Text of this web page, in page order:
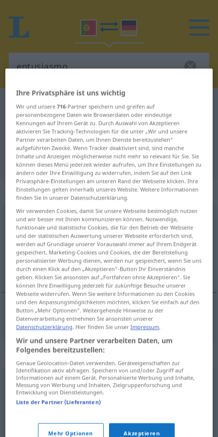
Portugiesisch-Deutsch Wörterbuch
Portugiesisch-Deutsch
Übersetzung für "entusiasmo"
"entusiasmo" Deutsch Übersetzung
„entusiasmo“: masculino
entusiasmo [ẽtuˈzjaʒmu]m
Übersicht aller Übersetzungen
(Für mehr Details die Übersetzung anklicken/antippen)
Begeisterung
Begeisterungf entusiasmo
Synonyme für "entusiasmo"
exaltação,excitação
Ihre Privatsphäre ist uns wichtig
Wir und unsere716-Partner speichern und greifen auf
personenbezogene Daten wie Browserdaten oder eindeutige
Kennungen auf Ihrem Gerät zu. Durch Auswahl von Akzeptieren
aktivieren Sie Tracking-Technologien für die unter „Wir und unsere
Partner verarbeiten Daten, um Ihnen Dienste bereitzustellen“
aufgeführten Zwecke. Wenn Tracker deaktiviert sind, sind manche
Inhalte und Anzeigen möglicherweise nicht mehr so relevant für Sie. Sie
können dieses Menü jederzeit wieder aufrufen, um Ihre Einstellungen zu
ändern oder Ihre Einwilligung zu widerrufen, indem Sie auf den Link
Privatsphäre-Einstellungen am unteren Rand der Webseite klicken. Ihre
Einstellungen gelten innerhalb unseres Website. Weitere Informationen
finden Sie in unserer Datenschutzerklärung.
Wir verwenden Cookies, damit Sie unsere Webseite bestmöglich nutzen
und wir besser mit Ihnen kommunizieren können. Notwendige,
funktionale und statistische Cookies, die für den Betrieb der Webseite
und der statistischen Auswertung unserer Webseite erforderlich sind,
werden auf Grundlage unserer Vorauswahl immer auf Ihrem Endgerät
gespeichert. Marketing-Cookies und Cookies, die der Bereitstellung
personalisierter Werbung dienen, werden nur gespeichert, wenn Sie uns
durch einen Klick auf den „Akzeptieren“-Button Ihr Einverständnis
geben. Klicken Sie ansonsten auf „Fortfahren ohne Akzeptieren“. Sie
können Ihre Einwilligung jederzeit für zukünftige Besuche unserer
Webseite widerrufen. Wenn Sie weitere Informationen zu den Cookies
und den Anpassungsmöglichkeiten möchten, klicken Sie einfach auf den
Button „Mehr Optionen“. Weitergehende Hinweise zu der
Datenverarbeitung entnehmen Sie ansonsten unserer
Datenschutzerklärung. Hier finden Sie unserImpressum.
Wir und unsere Partner verarbeiten Daten, um
Folgendes bereitzustellen:
Genaue Geolocation-Daten verwenden. Geräteeigenschaften zur
Identifikation aktiv abfragen. Speichern von und/oder Zugriff auf
Informationen auf einem Gerät. Personalisierte Werbung und Inhalte,
Messung von Werbung und Inhalten, Zielgruppenforschung und
Entwicklung von Dienstleistungen.
Liste der Partner (Lieferanten)
Mehr Optionen Akzeptieren